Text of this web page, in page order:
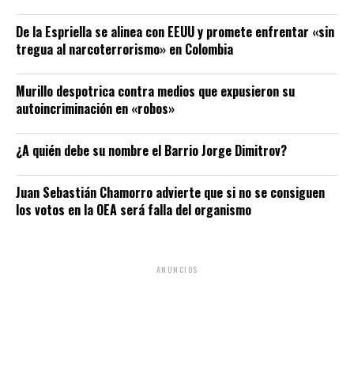
De la Espriella se alinea con EEUU y promete enfrentar «sin
tregua al narcoterrorismo» en Colombia
Murillo despotrica contra medios que expusieron su
autoincriminación en «robos»
¿A quién debe su nombre el Barrio Jorge Dimitrov?
Juan Sebastián Chamorro advierte que si no se consiguen
los votos en la OEA será falla del organismo
ANUNCIOS